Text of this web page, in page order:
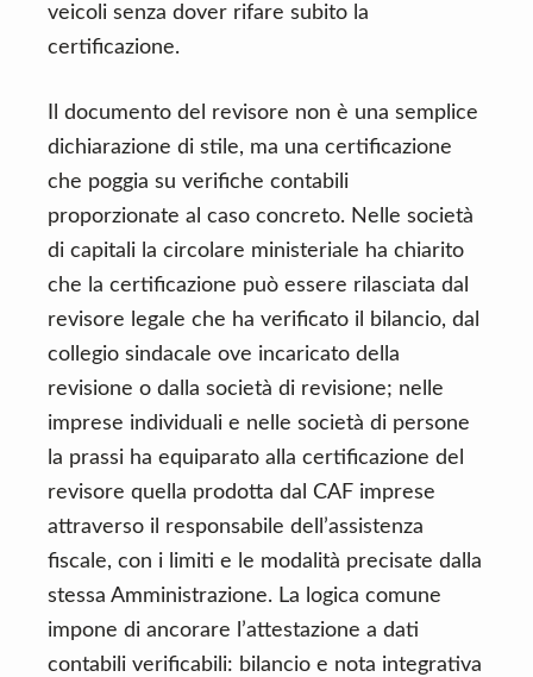
veicoli senza dover rifare subito la
certificazione.
Il documento del revisore non è una semplice
dichiarazione di stile, ma una certificazione
che poggia su verifiche contabili
proporzionate al caso concreto. Nelle società
di capitali la circolare ministeriale ha chiarito
che la certificazione può essere rilasciata dal
revisore legale che ha verificato il bilancio, dal
collegio sindacale ove incaricato della
revisione o dalla società di revisione; nelle
imprese individuali e nelle società di persone
la prassi ha equiparato alla certificazione del
revisore quella prodotta dal CAF imprese
attraverso il responsabile dell’assistenza
fiscale, con i limiti e le modalità precisate dalla
stessa Amministrazione. La logica comune
impone di ancorare l’attestazione a dati
contabili verificabili: bilancio e nota integrativa